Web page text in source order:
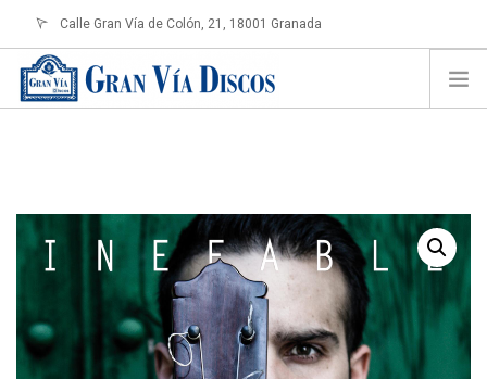
Calle Gran Vía de Colón, 21, 18001 Granada
info@granviadiscos.com
SOBRE NOSOTROS
CONTACTO
SHOPPING CART